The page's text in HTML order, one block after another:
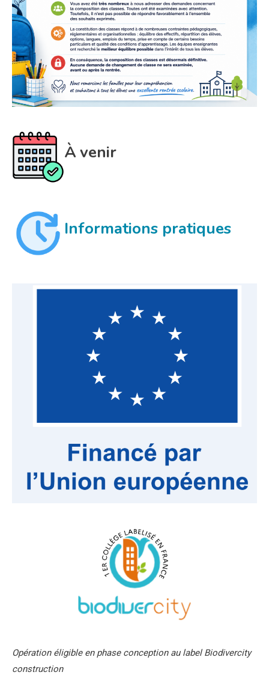
À venir
Informations pratiques
Opération éligible en phase conception au label Biodivercity
construction